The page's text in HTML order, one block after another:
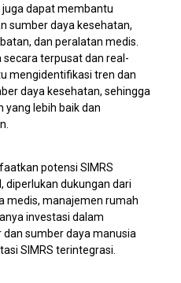
juga dapat membantu
sumber daya kesehatan,
dan peralatan medis.
terpusat dan real-
mengidentifikasi tren dan
daya kesehatan, sehingga
yang lebih baik dan
potensi SIMRS
diperlukan dukungan dari
medis, manajemen rumah
investasi dalam
sumber daya manusia
SIMRS terintegrasi.